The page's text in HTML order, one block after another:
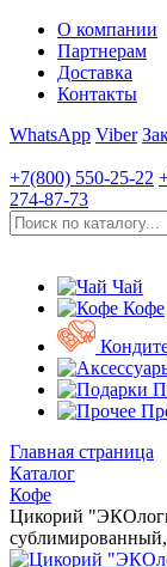
О компании
Партнерам
Доставка
Контакты
WhatsApp Viber
+7(800) 550-25-22
274-87-73
Чай
Кофе
Главная страница
Каталог
Кофе
Цикорий
сублимированный,